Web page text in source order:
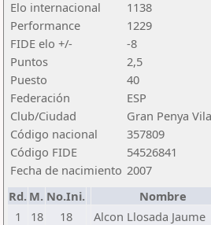
Elo internacional
1138
Performance
1229
FIDE elo +/-
-8
Puntos
2,5
Puesto
40
Federación
ESP
Club/Ciudad
Gran Penya
Código nacional
357809
Código FIDE
54526841
Fecha de nacimiento 2007
Rd. M. No.Ini. Nombre
1
18 18 Alcon Llosada Jaume